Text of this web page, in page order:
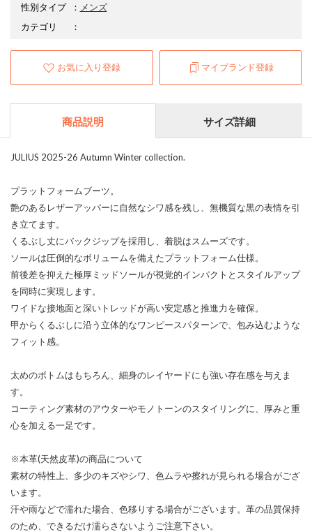
性別タイプ
： メンズ
カテゴリ
：
お気に入り登録 マイブランド登録
商品説明 サイズ詳細
JULIUS 2025-26 Autumn Winter collection.
プラットフォームブーツ。
艶のあるレザーアッパーに自然なシワ感を残し、無機質な黒の表情を引
き立てます。
くるぶし丈にバックジップを採用し、着脱はスムーズです。
ソールは圧倒的なボリュームを備えたプラットフォーム仕様。
前後差を抑えた極厚ミッドソールが視覚的インパクトとスタイルアップ
を同時に実現します。
ワイドな接地面と深いトレッドが高い安定感と推進力を確保。
甲からくるぶしに沿う立体的なワンピースパターンで、包み込むような
フィット感。
太めのボトムはもちろん、細身のレイヤードにも強い存在感を与えま
す。
コーティング素材のアウターやモノトーンのスタイリングに、厚みと重
心を加える一足です。
※本革(天然皮革)の商品について
素材の特性上、多少のキズやシワ、色ムラや擦れが見られる場合がござ
います。
汗や雨などで濡れた場合、色移りする場合がございます。革の品質保持
のため、できるだけ濡らさないようご注意下さい。